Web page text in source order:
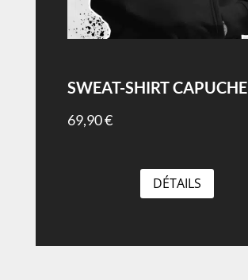
SWEAT-SHIRT CAPUCHE
69,90€
DÉTAILS